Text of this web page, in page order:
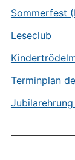
Sommerfest
Leseclub
Terminplan